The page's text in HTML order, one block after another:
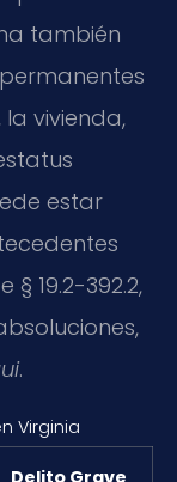
también
vivienda,
estar
§ 19.2-392.2,
.
Virginia
Delito Grave